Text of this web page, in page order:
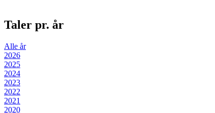
Taler pr. år
Alle år
2026
2025
2024
2023
2022
2021
2020